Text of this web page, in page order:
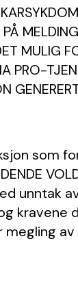
MULIG
PRO-
som
unntak
og